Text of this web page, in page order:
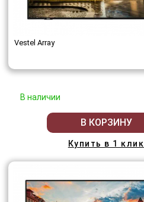
Vestel Array
В наличии
В КОРЗИНУ
Купить в 1 клик